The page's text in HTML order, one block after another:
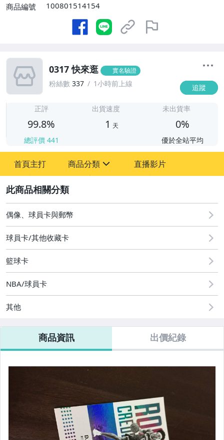
商品編號
100801514154
0317 快來逛 實名驗證
粉絲數 337 1小時前上線 追蹤
正評
99.8%
總評價 441
出貨速度
1 天
未出貨率
0%
優於全站平均
首頁主打 商品分類
偶像、球員卡與郵幣
直播影片
偶像、球員卡與郵幣
球員卡/其他收藏卡
籃球卡
NBA/球員卡
其他
商品資訊 出價紀錄